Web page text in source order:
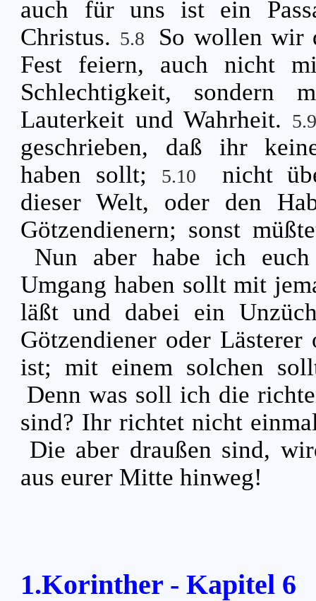
auch für uns ist ein
Christus. 5.8
So wollen wir
Fest feiern, auch nicht
Schlechtigkeit, sondern
Lauterkeit und Wahrheit.
geschrieben, daß ihr
haben sollt;
5.10
nicht
dieser Welt, oder den
Götzendienern; sonst
Nun aber habe ich
Umgang haben sollt mit
läßt und dabei ein
Götzendiener oder
ist; mit einem solchen
Denn was soll ich die
sind? Ihr richtet nicht
Die aber draußen sind,
aus eurer Mitte hinweg!
1.Korinther - Kapitel 6